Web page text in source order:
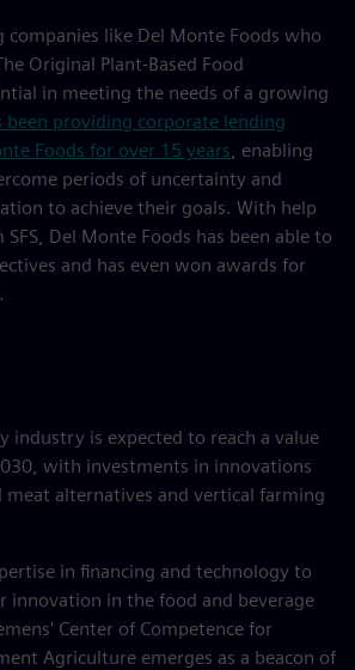
companies like Del Monte Foods who
Original Plant-Based Food
in meeting the needs of a growing
been providing corporate lending
Foods for over 15 years, enabling
periods of uncertainty and
to achieve their goals. With help
Del Monte Foods has been able to
and has even won awards for
industry is expected to reach a value
with investments in innovations
meat alternatives and vertical farming
in financing and technology to
innovation in the food and beverage
Center of Competence for
Agriculture emerges as a beacon of